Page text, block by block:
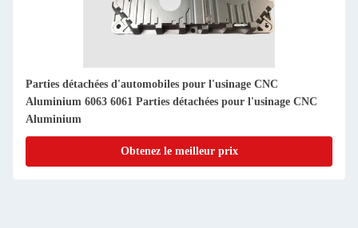
6082 7075 6061 Services d'usinage CNC à l'aluminium
professionnel
Obtenez le meilleur prix